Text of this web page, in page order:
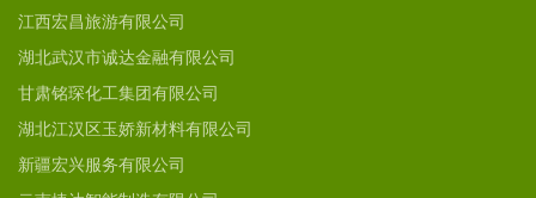
江西宏昌旅游有限公司
湖北武汉市诚达金融有限公司
甘肃铭琛化工集团有限公司
湖北江汉区玉娇新材料有限公司
新疆宏兴服务有限公司